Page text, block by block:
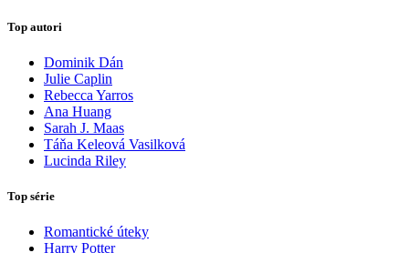
Top autori
Dominik Dán
Julie Caplin
Rebecca Yarros
Ana Huang
Sarah J. Maas
Táňa Keleová Vasilková
Lucinda Riley
Top série
Romantické úteky
Harry Potter